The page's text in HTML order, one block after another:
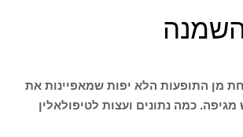
מן התופעות הלא יפות שמאפיינות את
כמה נתונים ועצות לטיפולאלין